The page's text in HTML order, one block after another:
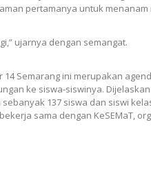
pertamanya untuk menanam
ujarnya dengan semangat.
14 Semarang ini merupakan
ke siswa-siswinya.
sebanyak 137 siswa dan siswi
sama dengan KeSEMaT,